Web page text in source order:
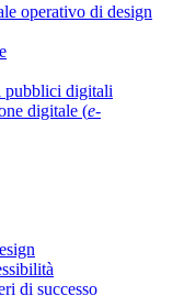
operativo di design
pubblici digitali
digitale (e-
di successo